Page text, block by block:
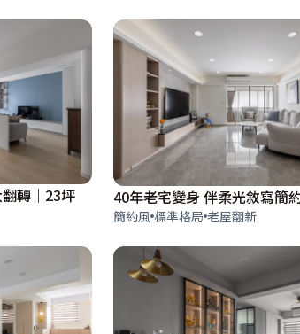
轉｜23坪
簡約風 標準格局 老屋翻新